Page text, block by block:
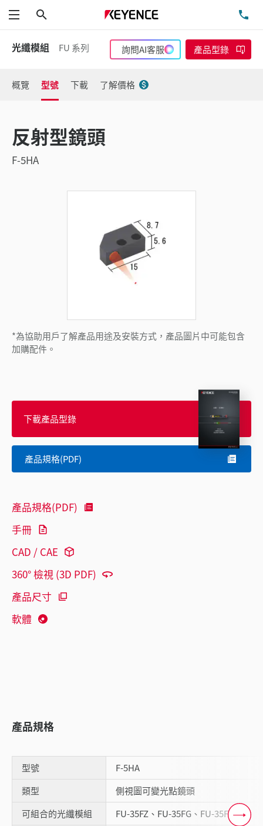
功能表
光纖模組 FU 系列 詢問AI客服 產品型錄
概覽 型號 下載 了解價格
反射型鏡頭
F-5HA
*為協助用戶了解產品用途及安裝方式，產品圖片中可能包含
加購配件。
下載產品型錄
產品規格(PDF)
產品規格(PDF)
手冊
CAD / CAE
360° 檢視 (3D PDF)
產品尺寸
軟體
產品規格
型號
F-5HA
類型
側視圖可變光點鏡頭
可組合的光纖模組
FU-35FZ、FU-35FG、FU-35FA